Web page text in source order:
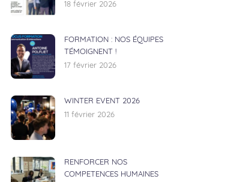
18 février 2026
FORMATION : NOS ÉQUIPES
TÉMOIGNENT !
17 février 2026
WINTER EVENT 2026
11 février 2026
RENFORCER NOS
COMPETENCES HUMAINES